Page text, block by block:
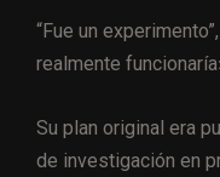
“Fue un
realmente
Su plan original era
de investigación en